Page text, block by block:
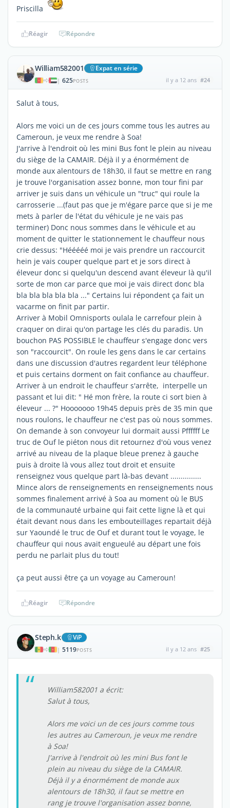
Priscilla
Réagir Répondre
William582001 Expat en série
| 625POSTS il y a 12 ans #24
Salut à tous,
Alors me voici un de ces jours comme tous les autres au
Cameroun, je veux me rendre à Soa!
J'arrive à l'endroit où les mini Bus font le plein au niveau
du siège de la CAMAIR. Déjà il y a énormément de
monde aux alentours de 18h30, il faut se mettre en rang
je trouve l'organisation assez bonne, mon tour fini par
arriver je suis dans un véhicule un "truc" qui roule la
carrosserie ...(faut pas que je m'égare parce que si je me
mets à parler de l'état du véhicule je ne vais pas
terminer) Donc nous sommes dans le véhicule et au
moment de quitter le stationnement le chauffeur nous
crie dessus: "Hééééé moi je vais prendre un raccourcit
hein je vais couper quelque part et je sors direct à
éleveur donc si quelqu'un descend avant éleveur là qu'il
sorte de mon car parce que moi je vais direct donc bla
bla bla bla bla bla ..." Certains lui répondent ça fait un
vacarme on finit par partir.
Arriver à Mobil Omnisports oulala le carrefour plein à
craquer on dirai qu'on partage les clés du paradis. Un
bouchon PAS POSSIBLE le chauffeur s'engage donc vers
son "raccourcit". On roule les gens dans le car certains
dans une discussion d'autres regardent leur téléphone
et puis certains dorment on fait confiance au chauffeur.
Arriver à un endroit le chauffeur s'arrête, interpelle un
passant et lui dit: " Hé mon frère, la route ci sort bien à
éleveur ... ?" Hooooooo 19h45 depuis près de 35 min que
nous roulons, le chauffeur ne c'est pas où nous sommes.
On demande à son convoyeur lui dormait aussi Pffffff Le
truc de Ouf le piéton nous dit retournez d'où vous venez
arrivé au niveau de la plaque bleue prenez à gauche
puis à droite là vous allez tout droit et ensuite
renseignez vous quelque part là-bas devant ...............
Mince alors de renseignements en renseignements nous
sommes finalement arrivé à Soa au moment où le BUS
de la communauté urbaine qui fait cette ligne là et qui
était devant nous dans les embouteillages repartait déjà
sur Yaoundé le truc de Ouf et durant tout le voyage, le
chauffeur qui nous avait engueulé au départ une fois
perdu ne parlait plus du tout!
ça peut aussi être ça un voyage au Cameroun!
Réagir Répondre
Steph.k ViP
| 5119POSTS il y a 12 ans #25
William582001 a écrit:
Salut à tous,
Alors me voici un de ces jours comme tous
les autres au Cameroun, je veux me rendre
à Soa!
J'arrive à l'endroit où les mini Bus font le
plein au niveau du siège de la CAMAIR.
Déjà il y a énormément de monde aux
alentours de 18h30, il faut se mettre en
rang je trouve l'organisation assez bonne,